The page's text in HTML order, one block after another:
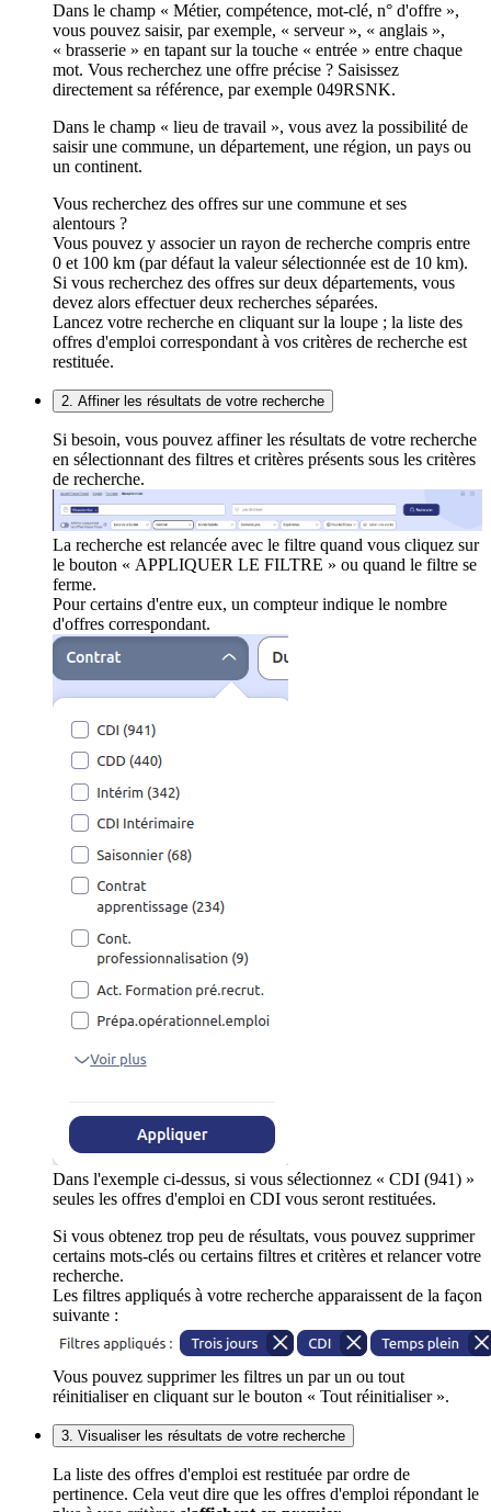
Dans le champ « Métier, compétence, mot-clé, n° d'offre »,
vous pouvez saisir, par exemple, « serveur », « anglais »,
« brasserie » en tapant sur la touche « entrée » entre chaque
mot. Vous recherchez une offre précise ? Saisissez
directement sa référence, par exemple 049RSNK.
Dans le champ « lieu de travail », vous avez la possibilité de
saisir une commune, un département, une région, un pays ou
un continent.
Vous recherchez des offres sur une commune et ses
alentours ?
Vous pouvez y associer un rayon de recherche compris entre
0 et 100 km (par défaut la valeur sélectionnée est de 10 km).
Si vous recherchez des offres sur deux départements, vous
devez alors effectuer deux recherches séparées.
Lancez votre recherche en cliquant sur la loupe ; la liste des
offres d'emploi correspondant à vos critères de recherche est
restituée.
2. Affiner les résultats de votre recherche
Si besoin, vous pouvez affiner les résultats de votre recherche
en sélectionnant des filtres et critères présents sous les critères
de recherche.
La recherche est relancée avec le filtre quand vous cliquez sur
le bouton « APPLIQUER LE FILTRE » ou quand le filtre se
ferme.
Pour certains d'entre eux, un compteur indique le nombre
d'offres correspondant.
Dans l'exemple ci-dessus, si vous sélectionnez « CDI (941) »
seules les offres d'emploi en CDI vous seront restituées.
Si vous obtenez trop peu de résultats, vous pouvez supprimer
certains mots-clés ou certains filtres et critères et relancer votre
recherche.
Les filtres appliqués à votre recherche apparaissent de la façon
suivante :
Vous pouvez supprimer les filtres un par un ou tout
réinitialiser en cliquant sur le bouton « Tout réinitialiser ».
3. Visualiser les résultats de votre recherche
La liste des offres d'emploi est restituée par ordre de
pertinence. Cela veut dire que les offres d'emploi répondant le